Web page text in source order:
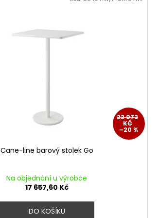
22 072
KČ
–20 %
Cane-line barový stolek Go
Na objednání u výrobce
17 657,60 Kč
DO KOŠÍKU